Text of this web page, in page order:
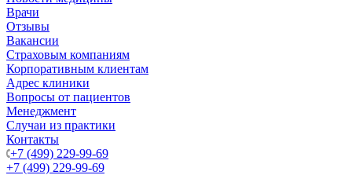
Врачи
Отзывы
Вакансии
Страховым компаниям
Корпоративным клиентам
Адрес клиники
Вопросы от пациентов
Менеджмент
Случаи из практики
Контакты
+7 (499) 229-99-69
+7 (499) 229-99-69